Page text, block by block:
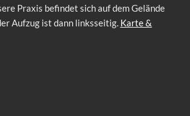
Praxis befindet sich auf dem Gelände
Aufzug ist dann linksseitig. Karte &